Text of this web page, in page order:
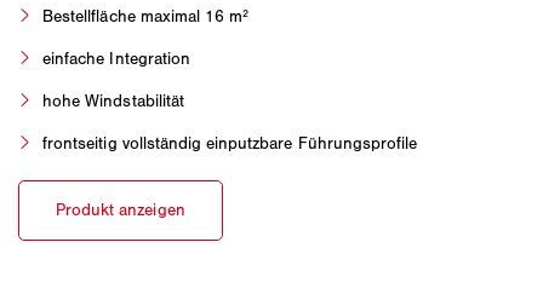
Bestellfläche maximal 16 m²
einfache Integration
hohe Windstabilität
frontseitig vollständig einputzbare Führungsprofile